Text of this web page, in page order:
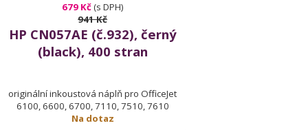
679 Kč(s DPH)
941 Kč
HP CN057AE (č.932), černý
(black), 400 stran
originální inkoustová náplň pro OfficeJet
6100, 6600, 6700, 7110, 7510, 7610
Na dotaz